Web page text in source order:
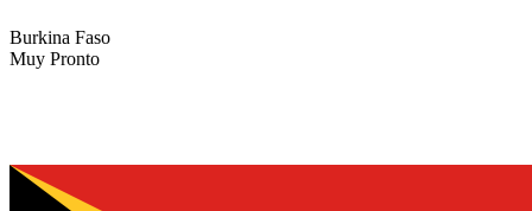
Burkina Faso
Muy Pronto